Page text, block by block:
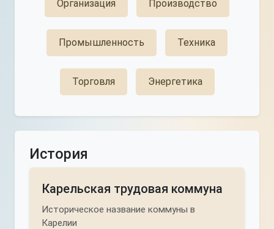
Организация Производство
Промышленность Техника
Торговля Энергетика
История
Карельская трудовая коммуна
Историческое название коммуны в
Карелии